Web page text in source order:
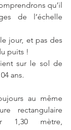
qu’il
de l’échelle
jour, et pas des
puits !
sur le sol de
ans.
au même
rectangulaire
1,30 mètre,